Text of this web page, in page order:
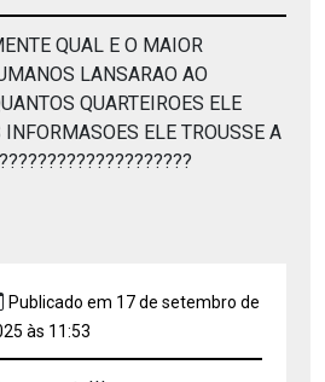
QUAL E O MAIOR
LANSARAO AO
QUARTEIROES ELE
INFORMASOES ELE TROUSSE A
Publicado em 17 de setembro de
às 11:53